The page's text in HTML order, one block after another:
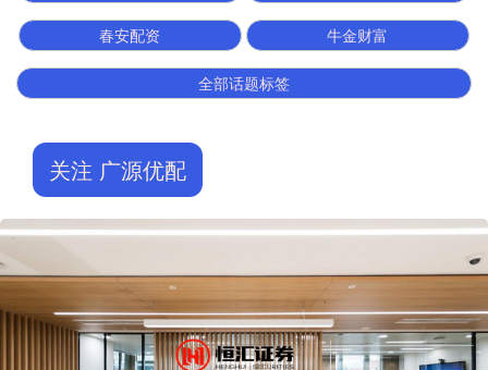
春安配资 牛金财富
全部话题标签
关注 广源优配